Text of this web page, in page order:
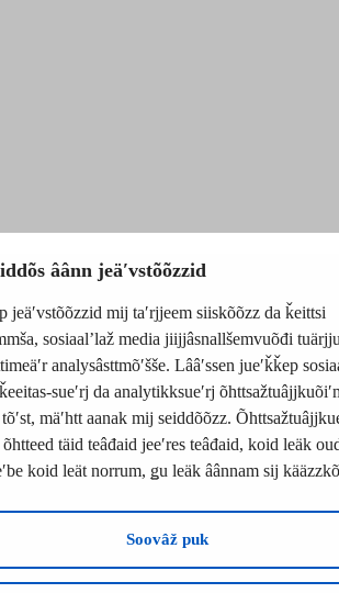
âânn jeäʹvstõõzzid
jeäʹvstõõzzid mij taʹrjjeem siiskõõzz da ǩeittsi
sosiaalʼlaž media jiijjâsnallšemvuõđi
analysâsttmõʹšše. Lââʹssen jueʹǩǩep
sueʹrj da analytikksueʹrj
mäʹhtt aanak mij seiddõõzz.
õhtteed täid teâđaid jeeʹres teâđaid, koid leäk
koid leät norrum, ǥu leäk âânnam sij
Soovâž puk